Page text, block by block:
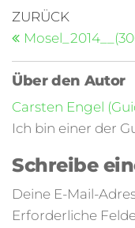
ZURÜCK
Über den Autor
Carsten Engel
Ich bin einer der
Schreibe
Deine E-Mail-
Erforderliche